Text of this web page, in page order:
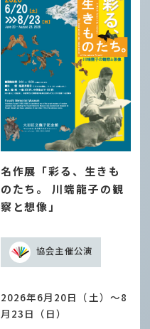
名作展「彩る、生きも
のたち。 川端龍子の観
察と想像」
協会主催公演
2026年6月20日（土）～8
月23日（日）